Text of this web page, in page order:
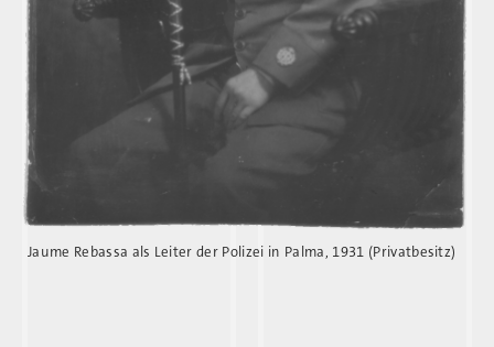
Jaume Rebassa als Leiter der Polizei in Palma, 1931 (Privatbesitz)